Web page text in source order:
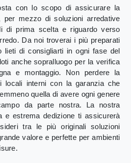
con lo scopo di assicurare la
per mezzo di soluzioni arredative
di prima scelta e riguardo verso
Da noi troverai i più preparati
lieti di consigliarti in ogni fase del
anche sopralluogo per la verifica
e montaggio. Non perdere la
locali interni con la garanzia che
quella di avere ogni genere
da parte nostra. La nostra
e estrema dedizione ti assicurerà
tra le più originali soluzioni
valore e perfette per ambienti